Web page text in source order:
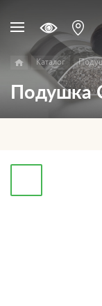
Каталог
Подушка